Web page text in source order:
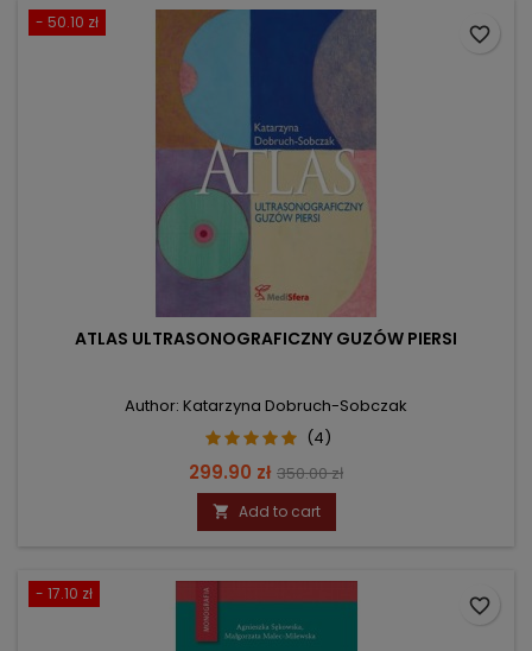
- 50.10 zł
ATLAS ULTRASONOGRAFICZNY GUZÓW PIERSI
Author: Katarzyna Dobruch-Sobczak
(4)
Price
299.90 zł Regular
price
350.00 zł
 Add to cart
favorite_border
- 17.10 zł
favorite_border